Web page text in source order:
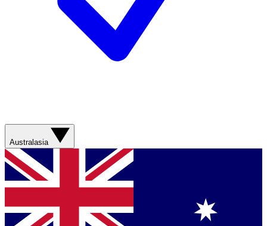
Australasia